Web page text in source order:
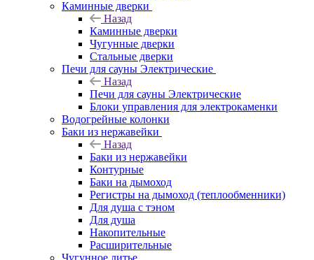
Каминные дверки
Назад
Каминные дверки
Чугунные дверки
Стальные дверки
Печи для сауны Электрические
Назад
Печи для сауны Электрические
Блоки управления для электрокаменки
Водогрейные колонки
Баки из нержавейки
Назад
Баки из нержавейки
Контурные
Баки на дымоход
Регистры на дымоход (теплообменники)
Для душа с тэном
Для душа
Накопительные
Расширительные
Чугунное литье